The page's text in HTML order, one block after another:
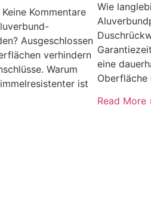
Keine Kommentare
Ausgeschlossen
verhindern
Warum
ist
Wie
eine
Oberfläche
Read More